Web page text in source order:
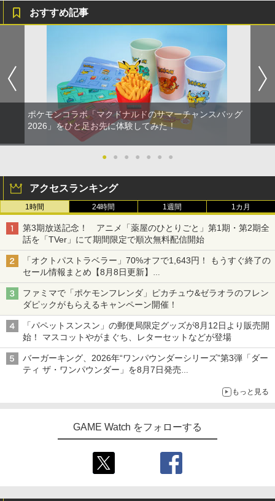
おすすめ記事
ポケモンコラボ「マクドナルドのサマーチャンスバッグ
2026」をひと足お先に体験してみた！
● ● ● ● ● ● ●
アクセスランキング
1時間 24時間 1週間 1カ月
第3期放送記念！ アニメ「薬屋のひとりごと」第1期・第2期全
話を「TVer」にて期間限定で順次無料配信開始
「オクトパストラベラー」70%オフで1,643円！ もうすぐ終了の
セール情報まとめ【8月8日更新】
ニンテンドーeショップでは「大神 絶景版」が67%オフで990円
ファミマで「ポケモンフレンダ」ピカチュウ&ゼラオラのフレン
ダピックがもらえるキャンペーン開催！
「パペットスンスン」の郵便局限定グッズが8月12日より販売開
始！ マスコットやがまぐち、レターセットなどが登場
バーガーキング、2026年“ワンパウンダーシリーズ”第3弾「ダー
ティ ザ・ワンパウンダー」を8月7日発売
もっと見る
GAME Watch をフォローする